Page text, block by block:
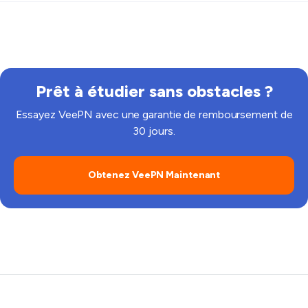
Prêt à étudier sans obstacles ?
Essayez VeePN avec une garantie de remboursement de
30 jours.
Obtenez VeePN Maintenant